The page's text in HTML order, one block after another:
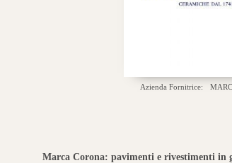
Azienda Fornitrice:
Marca Corona: pavimenti e rivestimenti in